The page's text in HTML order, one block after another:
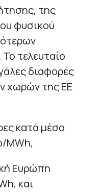
της
φυσικού
τελευταίο
διαφορές
χωρών της ΕΕ
κατά μέσο
MWh,
Ευρώπη
και